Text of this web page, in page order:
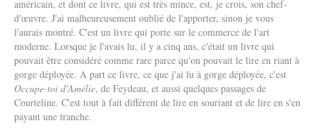
américain, et dont ce livre, qui est très mince, est, je crois, son chef-
d'œuvre. J'ai malheureusement oublié de l'apporter, sinon je vous
l'aurais montré. C'est un livre qui porte sur le commerce de l'art
moderne. Lorsque je l'avais lu, il y a cinq ans, c'était un livre qui
pouvait être considéré comme rare parce qu'on pouvait le lire en riant à
gorge déployée. A part ce livre, ce que j'ai lu à gorge déployée, c'est
Occupe-toi d'Amélie, de Feydeau, et aussi quelques passages de
Courteline. C'est tout à fait différent de lire en souriant et de lire en s'en
payant une tranche.